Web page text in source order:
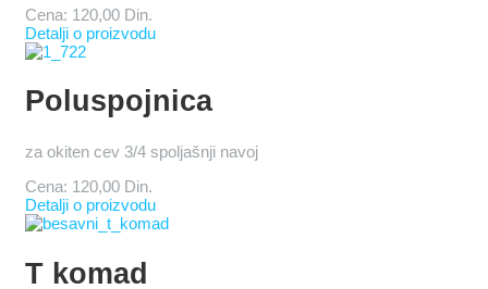
Cena: 120,00 Din.
Detalji o proizvodu
Poluspojnica
za okiten cev 3/4 spoljašnji navoj
Cena: 120,00 Din.
Detalji o proizvodu
T komad